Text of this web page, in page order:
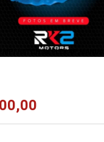
MPI HATCH 8V FLEX 4P MANUAL